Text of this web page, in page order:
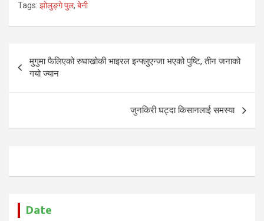
Tags: झोलुङ्गे पुल, बेनी
Post
navigation
मुगुमा फैलिएको रुघाखोकी भाइरल इन्फ्लुएन्जा भएको पुष्टि, तीन जनाको
गयो ज्यान
जुनकिरी घट्दा किसानलाई समस्या
Date